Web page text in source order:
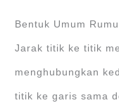
Bentuk Umum
Jarak titik ke titik
menghubungkan
titik ke garis sama